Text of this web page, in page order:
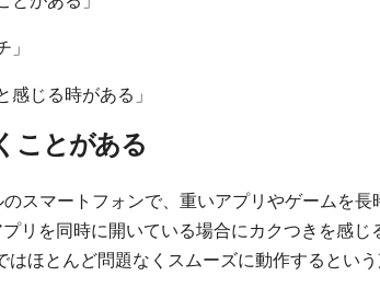
」
感じる時がある」
ことがある
スマートフォンで、重いアプリやゲームを
リを同時に開いている場合にカクつきを感
はほとんど問題なくスムーズに動作するとい